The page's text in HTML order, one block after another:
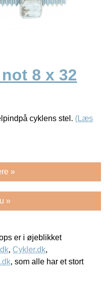
8 x 32
cyklens stel. (Læs
»
»
er i øjeblikket
, Cykler.dk,
, som alle har et stort